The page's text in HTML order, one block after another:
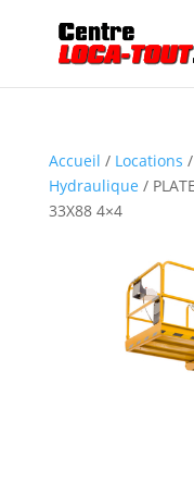
Accueil / Locations /
Hydraulique /
33X88 4×4